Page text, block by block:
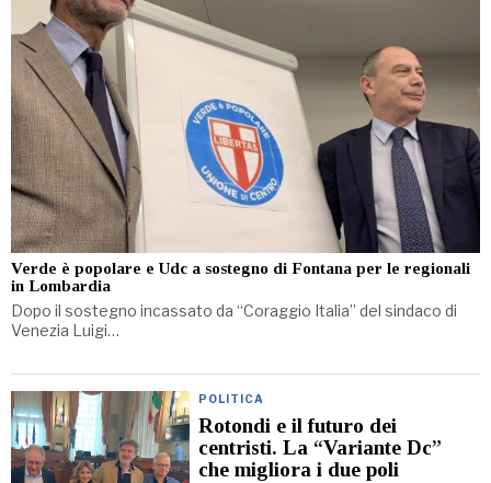
Verde è popolare e Udc a sostegno di Fontana per le regionali
in Lombardia
Dopo il sostegno incassato da “Coraggio Italia” del sindaco di
Venezia Luigi…
POLITICA
Rotondi e il futuro dei
centristi. La “Variante Dc”
che migliora i due poli